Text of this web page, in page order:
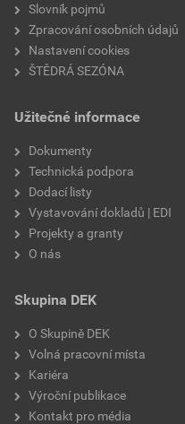
Slovník pojmů
Zpracování osobních údajů
Nastavení cookies
ŠTĚDRÁ SEZÓNA
Užitečné informace
Dokumenty
Technická podpora
Dodací listy
Vystavování dokladů | EDI
Projekty a granty
O nás
Skupina DEK
O Skupině DEK
Volná pracovní místa
Kariéra
Výroční publikace
Kontakt pro média